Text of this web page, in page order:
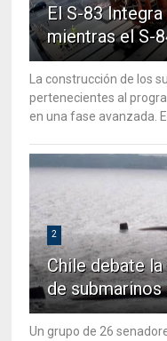
El S-83
mientras el S-
La construcción de los
pertenecientes al
en una fase avanzada. El
2
Chile debate
de
Un grupo de 26